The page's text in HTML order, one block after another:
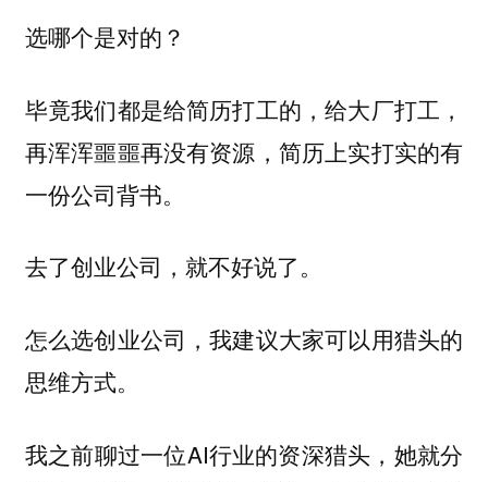
选哪个是对的？
毕竟我们都是给简历打工的，给大厂打工，
再浑浑噩噩再没有资源，简历上实打实的有
一份公司背书。
去了创业公司，就不好说了。
怎么选创业公司，我建议大家可以用猎头的
思维方式。
我之前聊过一位AI行业的资深猎头，她就分